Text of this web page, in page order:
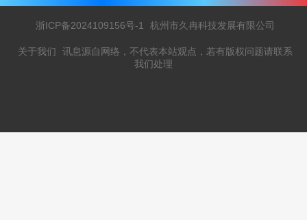
浙ICP备2024109156号-1 杭州市久冉科技发展有限公司
关于我们
讯息源自网络，不代表本站观点，若有版权问题请联系
我们处理